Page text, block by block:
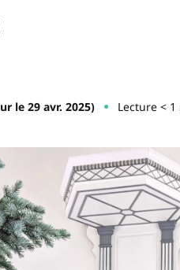
le 29 avr. 2025) Lecture <